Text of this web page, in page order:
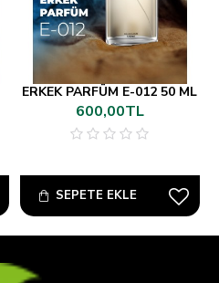
ERKEK PARFÜM E-012 50 ML
600,00TL
SEPETE EKLE